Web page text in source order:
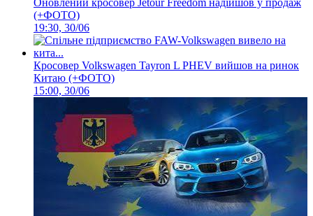
Оновлений кросовер Jetour Freedom надійшов у продаж
(+ФОТО)
19:30, 30/06
Кросовер Volkswagen Tayron L PHEV вийшов на ринок
Китаю (+ФОТО)
15:00, 30/06